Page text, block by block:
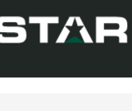
egymással és a
szekusokkal